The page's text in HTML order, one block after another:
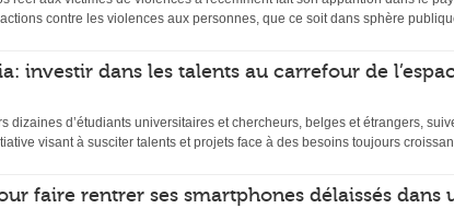
contre les violences aux personnes, que ce soit dans sphère
investir dans les talents au carrefour de
dizaines d’étudiants universitaires et chercheurs, belges et étrangers,
visant à susciter talents et projets face à des besoins toujours
faire rentrer ses smartphones délaissés